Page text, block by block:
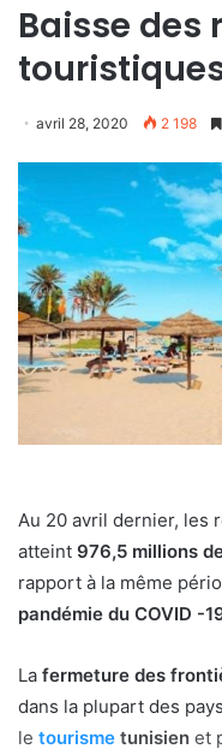
Baisse des
avril 28, 2020 2 198
Au 20 avril dernier, les
atteint 976,5 millions
rapport à la même
pandémie du COVID -
La fermeture des
dans la plupart des
le tourisme tunisien et